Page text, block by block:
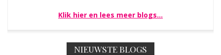
Klik hier en lees meer blogs…
NIEUWSTE BLOGS